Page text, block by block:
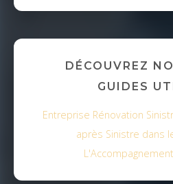
DÉCOUVREZ
GUIDES
Entreprise Rénovation
après Sinistre dans